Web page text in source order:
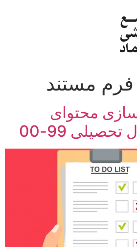
فرم مستند
محتوای
99-00